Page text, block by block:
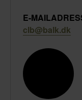
E-
clb@balk.dk